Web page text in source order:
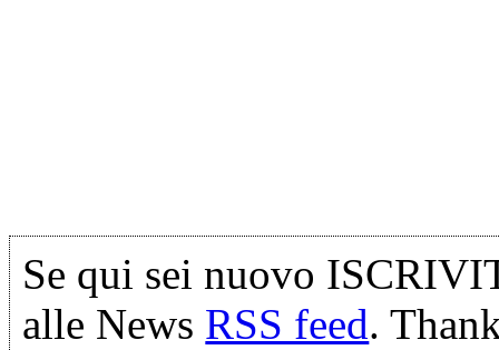
Se qui sei nuovo
alle News RSS feed.